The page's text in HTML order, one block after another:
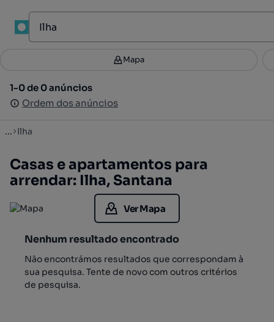
Filtros 2
1-0 de 0 anúncios
Ordem dos anúncios
Mapa
1-0 de 0 anúncios
Ordem dos anúncios
... Ilha
Casas e apartamentos para
arrendar: Ilha, Santana
Ver Mapa
Nenhum resultado encontrado
Não encontrámos resultados que correspondam à
sua pesquisa. Tente de novo com outros critérios
de pesquisa.